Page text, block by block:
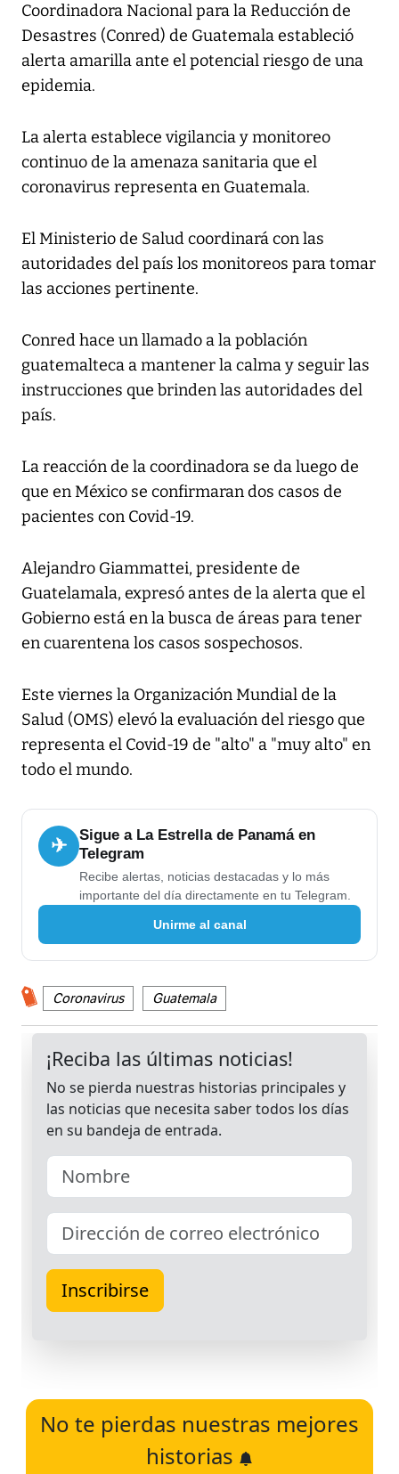
Coordinadora Nacional para la Reducción de
Desastres (Conred) de Guatemala estableció
alerta amarilla ante el potencial riesgo de una
epidemia.
La alerta establece vigilancia y monitoreo
continuo de la amenaza sanitaria que el
coronavirus representa en Guatemala.
El Ministerio de Salud coordinará con las
autoridades del país los monitoreos para tomar
las acciones pertinente.
Conred hace un llamado a la población
guatemalteca a mantener la calma y seguir las
instrucciones que brinden las autoridades del
país.
La reacción de la coordinadora se da luego de
que en México se confirmaran dos casos de
pacientes con Covid-19.
Alejandro Giammattei, presidente de
Guatelamala, expresó antes de la alerta que el
Gobierno está en la busca de áreas para tener
en cuarentena los casos sospechosos.
Este viernes la Organización Mundial de la
Salud (OMS) elevó la evaluación del riesgo que
representa el Covid-19 de "alto" a "muy alto" en
todo el mundo.
✈
Sigue a La Estrella de Panamá en
Telegram
Recibe alertas, noticias destacadas y lo más
importante del día directamente en tu Telegram.
Unirme al canal
Coronavirus Guatemala
No te pierdas nuestras mejores
historias